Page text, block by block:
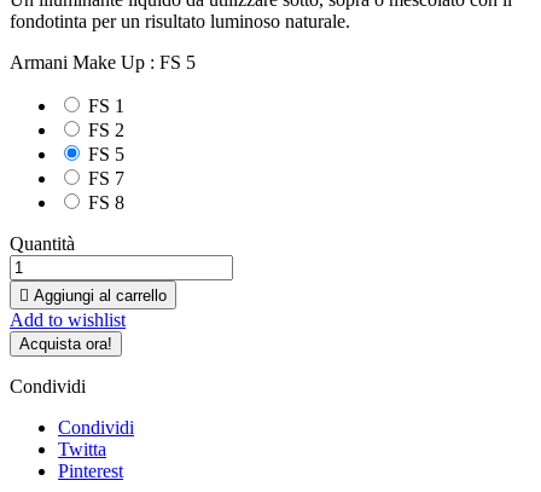
fondotinta per un risultato luminoso naturale.
Armani Make Up : FS 5
FS 1
FS 2
FS 5
FS 7
FS 8
Quantità
 Aggiungi al carrello
Add to wishlist
Acquista ora!
Condividi
Condividi
Twitta
Pinterest